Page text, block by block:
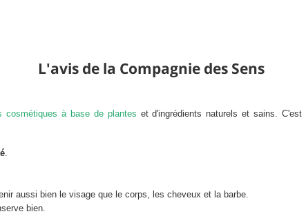
L'avis de la Compagnie des Sens
cosmétiques à base de plantes et d'ingrédients naturels et sains.C'est
aussi bien le visage que le corps, les cheveux et la barbe.
bien.